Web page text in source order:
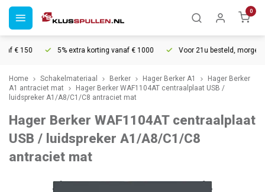
0
€ 150 5% extra korting vanaf € 1000 Voor 21u besteld, morgen in
Home Schakelmateriaal Berker Hager Berker A1
Hager Berker
A1 antraciet mat
Hager Berker WAF1104AT centraalplaat USB /
luidspreker A1/A8/C1/C8 antraciet mat
Hager Berker WAF1104AT centraalplaat
USB / luidspreker A1/A8/C1/C8
antraciet mat